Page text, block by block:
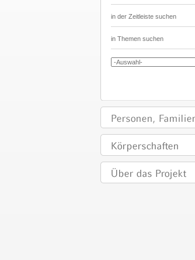
in der Zeitleiste suchen
in Themen suchen